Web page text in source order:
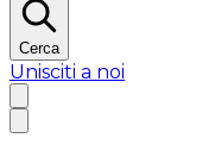
Cerca
Unisciti a noi